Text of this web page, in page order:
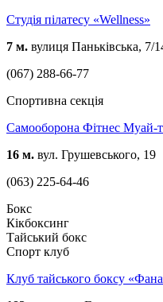
Студія пілатесу «Wellness»
7 м. вулиця Паньківська, 7/
(067) 288-66-77
Спортивна секція
Самооборона Фітнес Муай-
16 м. вул. Грушевського, 19
(063) 225-64-46
Бокс
Кікбоксинг
Тайський бокс
Спорт клуб
Клуб тайського боксу